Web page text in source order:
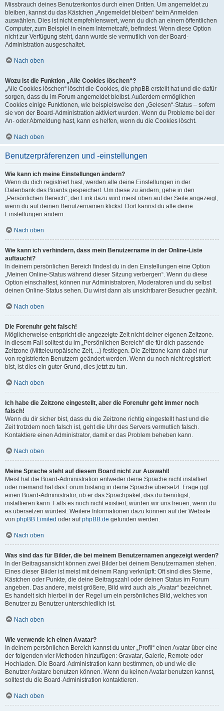
Missbrauch deines Benutzerkontos durch einen Dritten. Um angemeldet zu
bleiben, kannst du das Kästchen „Angemeldet bleiben“ beim Anmelden
auswählen. Dies ist nicht empfehlenswert, wenn du dich an einem öffentlichen
Computer, zum Beispiel in einem Internetcafé, befindest. Wenn diese Option
nicht zur Verfügung steht, dann wurde sie vermutlich von der Board-
Administration ausgeschaltet.
Nach oben
Wozu ist die Funktion „Alle Cookies löschen“?
„Alle Cookies löschen“ löscht die Cookies, die phpBB erstellt hat und die dafür
sorgen, dass du im Forum angemeldet bleibst. Außerdem ermöglichen
Cookies einige Funktionen, wie beispielsweise den „Gelesen“-Status – sofern
sie von der Board-Administration aktiviert wurden. Wenn du Probleme bei der
An- oder Abmeldung hast, kann es helfen, wenn du die Cookies löscht.
Nach oben
Benutzerpräferenzen und -einstellungen
Wie kann ich meine Einstellungen ändern?
Wenn du dich registriert hast, werden alle deine Einstellungen in der
Datenbank des Boards gespeichert. Um diese zu ändern, gehe in den
„Persönlichen Bereich“; der Link dazu wird meist oben auf der Seite angezeigt,
wenn du auf deinen Benutzernamen klickst. Dort kannst du alle deine
Einstellungen ändern.
Nach oben
Wie kann ich verhindern, dass mein Benutzername in der Online-Liste
auftaucht?
In deinem persönlichen Bereich findest du in den Einstellungen eine Option
„Meinen Online-Status während dieser Sitzung verbergen“. Wenn du diese
Option einschaltest, können nur Administratoren, Moderatoren und du selbst
deinen Online-Status sehen. Du wirst dann als unsichtbarer Besucher gezählt.
Nach oben
Die Forenuhr geht falsch!
Möglicherweise entspricht die angezeigte Zeit nicht deiner eigenen Zeitzone.
In diesem Fall solltest du im „Persönlichen Bereich“ die für dich passende
Zeitzone (Mitteleuropäische Zeit, ...) festlegen. Die Zeitzone kann dabei nur
von registrierten Benutzern geändert werden. Wenn du noch nicht registriert
bist, ist dies ein guter Grund, dies jetzt zu tun.
Nach oben
Ich habe die Zeitzone eingestellt, aber die Forenuhr geht immer noch
falsch!
Wenn du dir sicher bist, dass du die Zeitzone richtig eingestellt hast und die
Zeit trotzdem noch falsch ist, geht die Uhr des Servers vermutlich falsch.
Kontaktiere einen Administrator, damit er das Problem beheben kann.
Nach oben
Meine Sprache steht auf diesem Board nicht zur Auswahl!
Meist hat die Board-Administration entweder deine Sprache nicht installiert
oder niemand hat das Forum bislang in deine Sprache übersetzt. Frage ggf.
einen Board-Administrator, ob er das Sprachpaket, das du benötigst,
installieren kann. Falls es noch nicht existiert, würden wir uns freuen, wenn du
es übersetzen würdest. Weitere Informationen dazu können auf der Website
von phpBB Limited oder aufphpBB.de gefunden werden.
Nach oben
Was sind das für Bilder, die bei meinem Benutzernamen angezeigt werden?
In der Beitragsansicht können zwei Bilder bei deinem Benutzernamen stehen.
Eines dieser Bilder ist meist mit deinem Rang verknüpft: Oft sind dies Sterne,
Kästchen oder Punkte, die deine Beitragszahl oder deinen Status im Forum
angeben. Das andere, meist größere, Bild wird auch als „Avatar“ bezeichnet.
Es handelt sich hierbei in der Regel um ein persönliches Bild, welches von
Benutzer zu Benutzer unterschiedlich ist.
Nach oben
Wie verwende ich einen Avatar?
In deinem persönlichen Bereich kannst du unter „Profil“ einen Avatar über eine
der folgenden vier Methoden hinzufügen: Gravatar, Galerie, Remote oder
Hochladen. Die Board-Administration kann bestimmen, ob und wie die
Benutzer Avatare benutzen können. Wenn du keinen Avatar benutzen kannst,
solltest du die Board-Administration kontaktieren.
Nach oben